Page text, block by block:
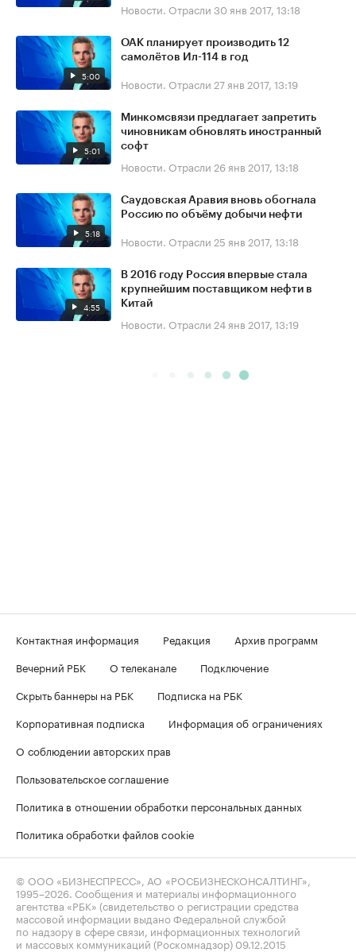
Новости. Отрасли 30 янв 2017, 13:18
5:00
ОАК планирует производить 12
самолётов Ил-114 в год
Новости. Отрасли 27 янв 2017, 13:19
5:01
Минкомсвязи предлагает запретить
чиновникам обновлять иностранный
софт
Новости. Отрасли 26 янв 2017, 13:18
5:18
Саудовская Аравия вновь обогнала
Россию по объёму добычи нефти
Новости. Отрасли 25 янв 2017, 13:18
4:55
В 2016 году Россия впервые стала
крупнейшим поставщиком нефти в
Китай
Новости. Отрасли 24 янв 2017, 13:19
Контактная информация Редакция
Архив программ
Вечерний РБК
О телеканале
Подключение
Скрыть баннеры на РБК
Подписка на РБК
Корпоративная подписка
Информация об ограничениях
О соблюдении авторских прав
Пользовательское соглашение
Политика в отношении обработки персональных данных
Политика обработки файлов cookie
© ООО «БИЗНЕСПРЕСС», АО «РОСБИЗНЕСКОНСАЛТИНГ»,
1995–2026 . Сообщения и материалы информационного
агентства «РБК» (свидетельство о регистрации средства
массовой информации выдано Федеральной службой
по надзору в сфере связи, информационных технологий
и массовых коммуникаций (Роскомнадзор) 09.12.2015